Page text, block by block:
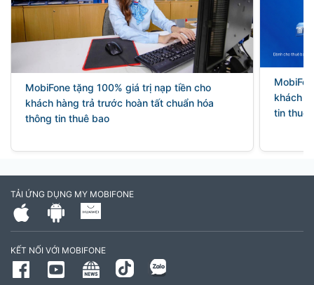
MobiFone tặng 100% giá trị nạp tiền cho
khách hàng trả trước hoàn tất chuẩn hóa
thông tin thuê bao
khách
tin thuê
TẢI ỨNG DỤNG MY MOBIFONE
KẾT NỐI VỚI MOBIFONE